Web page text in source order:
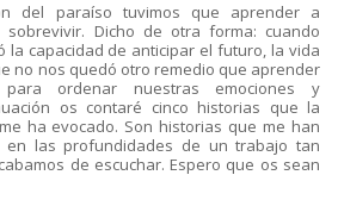
del paraíso tuvimos que aprender a
Dicho de otra forma: cuando
la capacidad de anticipar el futuro, la vida
no nos quedó otro remedio que aprender
ordenar nuestras emociones y
os contaré cinco historias que la
ha evocado. Son historias que me han
en las profundidades de un trabajo tan
de escuchar. Espero que os sean